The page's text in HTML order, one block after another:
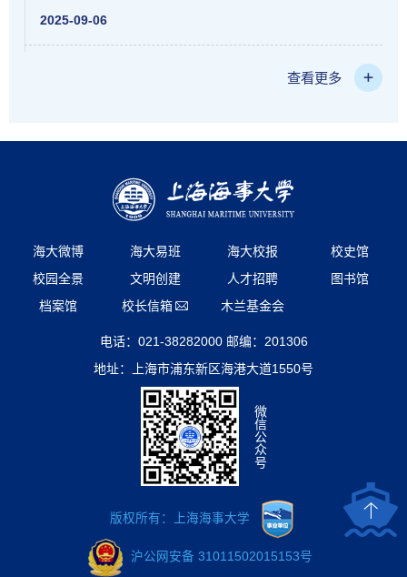
2025-09-06
查看更多
海大微博 海大易班 海大校报
校史馆
校园全景
文明创建 人才招聘
图书馆
档案馆
校长信箱 木兰基金会
电话：021-38282000 邮编：201306
地址：上海市浦东新区海港大道1550号
微
信
公
众
号
版权所有：上海海事大学
沪公网安备 31011502015153号